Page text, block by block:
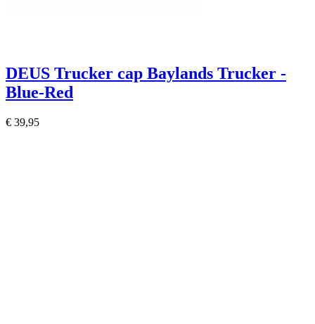
DEUS Trucker cap Baylands Trucker -
Blue-Red
€ 39,95